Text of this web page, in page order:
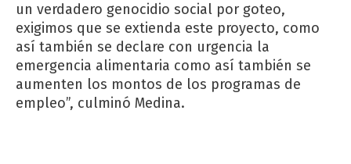
un verdadero genocidio social por goteo,
exigimos que se extienda este proyecto, como
así también se declare con urgencia la
emergencia alimentaria como así también se
aumenten los montos de los programas de
empleo”, culminó Medina.